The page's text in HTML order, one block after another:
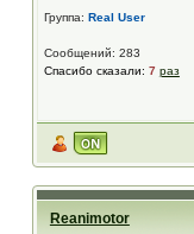
Группа: Real User
Сообщений: 283
Спасибо сказали: 7 раз
Reanimotor